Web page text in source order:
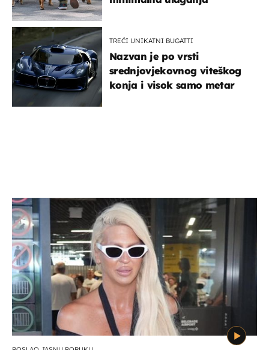
TREĆI UNIKATNI BUGATTI
Nazvan je po vrsti
srednjovjekovnog viteškog
konja i visok samo metar